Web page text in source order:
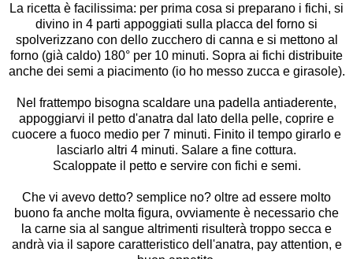
La ricetta è facilissima: per prima cosa si preparano i fichi, si
divino in 4 parti appoggiati sulla placca del forno si
spolverizzano con dello zucchero di canna e si mettono al
forno (già caldo) 180° per 10 minuti. Sopra ai fichi distribuite
anche dei semi a piacimento (io ho messo zucca e girasole).
Nel frattempo bisogna scaldare una padella antiaderente,
appoggiarvi il petto d'anatra dal lato della pelle, coprire e
cuocere a fuoco medio per 7 minuti. Finito il tempo girarlo e
lasciarlo altri 4 minuti. Salare a fine cottura.
Scaloppate il petto e servire con fichi e semi.
Che vi avevo detto? semplice no? oltre ad essere molto
buono fa anche molta figura, ovviamente è necessario che
la carne sia al sangue altrimenti risulterà troppo secca e
andrà via il sapore caratteristico dell'anatra, pay attention, e